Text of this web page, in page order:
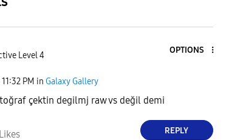
Level 4
OPTIONS
11:32 PM in Galaxy Gallery
çektin degilmj raw vs değil demi
Likes REPLY